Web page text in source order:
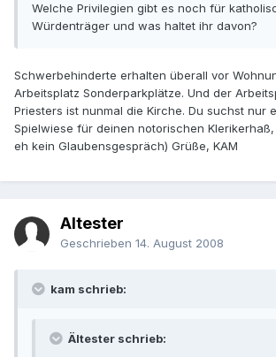
Welche Privilegien gibt es noch für
Würdenträger und was haltet ihr davon?
Schwerbehinderte erhalten überall vor
Arbeitsplatz Sonderparkplätze. Und der
Priesters ist nunmal die Kirche. Du suchst nur
Spielwiese für deinen notorischen
eh kein Glaubensgespräch) Grüße, KAM
Ältester
Geschrieben 14. August 2008
kam schrieb:
Ältester schrieb: